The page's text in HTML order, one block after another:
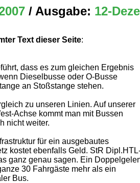
/ Ausgabe: 12-
Text dieser Seite:
dass es zum gleichen Ergebnis
Dieselbusse oder O-Busse
an Stoßstange stehen.
zu unseren Linien. Auf unserer
Achse kommt man mit Bussen
nicht weiter.
für ein ausgebautes
kostet ebenfalls Geld. StR
ganz genau sagen. Ein
30 Fahrgäste mehr als ein
Bus.